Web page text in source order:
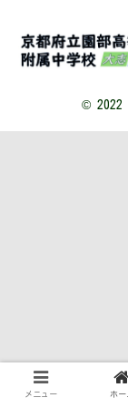
© 2022
メニュー ホー